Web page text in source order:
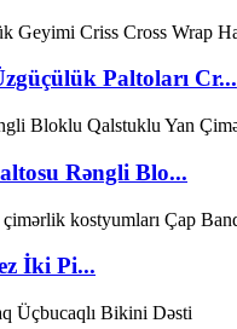
Paltoları Cr...
Rəngli Blo...
İki Pi...